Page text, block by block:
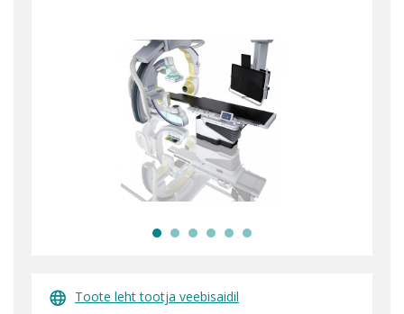
Toote leht tootja veebisaidil